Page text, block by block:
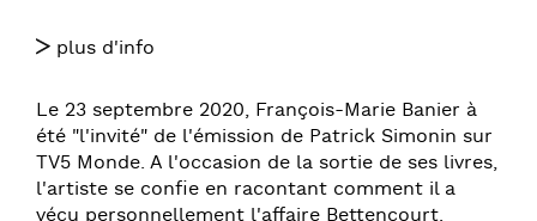
plus d'info
Le 23 septembre 2020, François-Marie Banier à
été "l'invité" de l'émission de Patrick Simonin sur
TV5 Monde. A l'occasion de la sortie de ses livres,
l'artiste se confie en racontant comment il a